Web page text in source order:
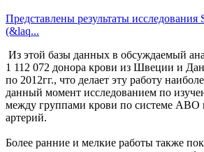
Представлены результаты исследования
(&laq...
Из этой базы данных в обсуждаемый
1 112 072 донора крови из Швеции и
по 2012гг., что делает эту работу
данный момент исследованием по
между группами крови по системе ABO
артерий.
Более ранние и мелкие работы также